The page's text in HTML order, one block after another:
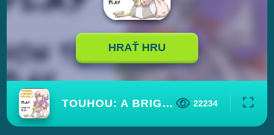
HRAŤ HRU
TOUHOU: A BRIGHT FUTURE 3 22234